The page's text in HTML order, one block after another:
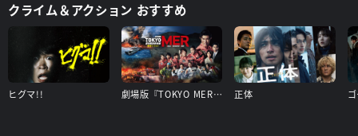
クライム＆アクション おすすめ
ヒグマ!! 劇場版『TOKYO MER～走る緊急救命室～南海ミッション』 正体